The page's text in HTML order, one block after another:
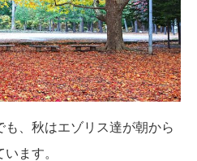
、秋はエゾリス達が朝から
ます。